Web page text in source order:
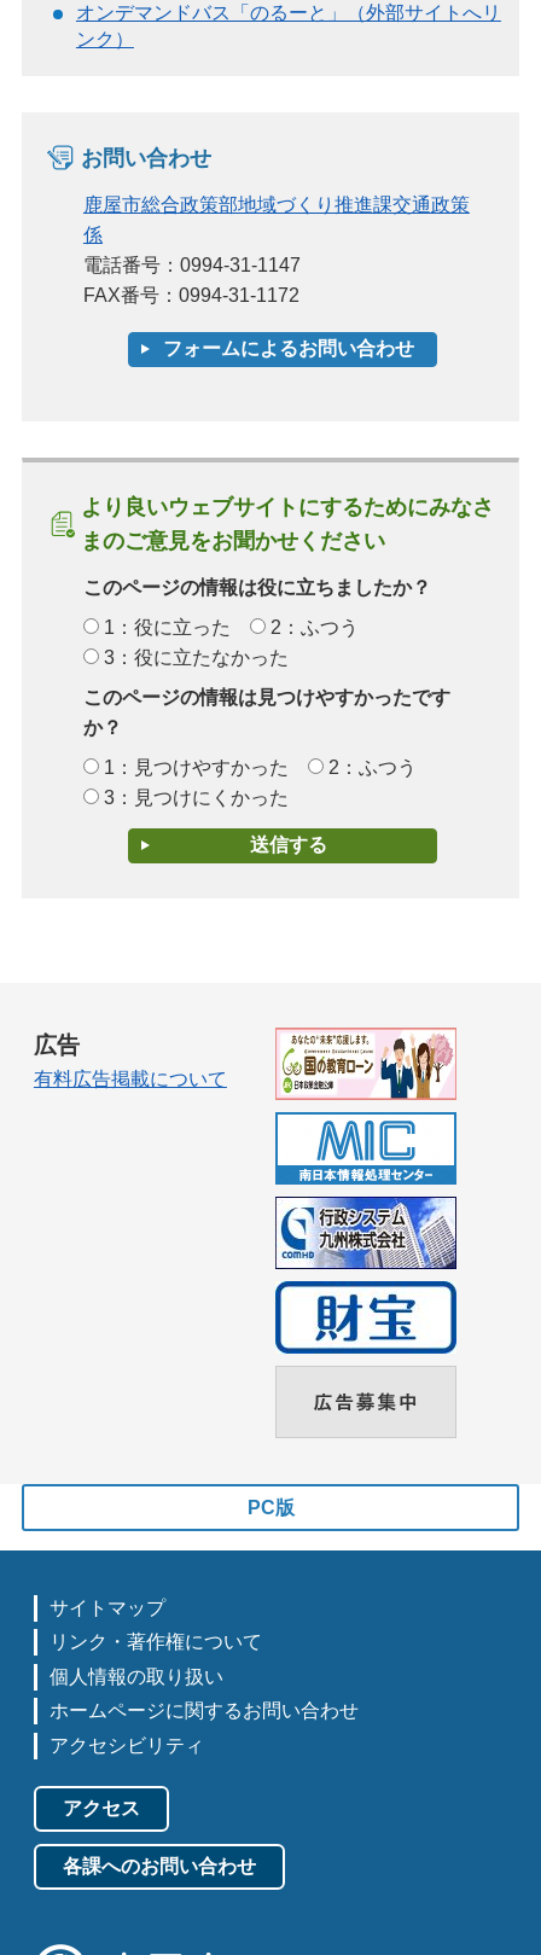
オンデマンドバス「のるーと」（外部サイトへリ
ンク）
お問い合わせ
鹿屋市総合政策部地域づくり推進課交通政策
係
電話番号：0994-31-1147
FAX番号：0994-31-1172
より良いウェブサイトにするためにみなさ
まのご意見をお聞かせください
このページの情報は役に立ちましたか？
1：役に立った
2：ふつう
3：役に立たなかった
このページの情報は見つけやすかったです
か？
1：見つけやすかった
2：ふつう
3：見つけにくかった
広告
有料広告掲載について
PC版
サイトマップ
リンク・著作権について
個人情報の取り扱い
ホームページに関するお問い合わせ
アクセシビリティ
アクセス
各課へのお問い合わせ